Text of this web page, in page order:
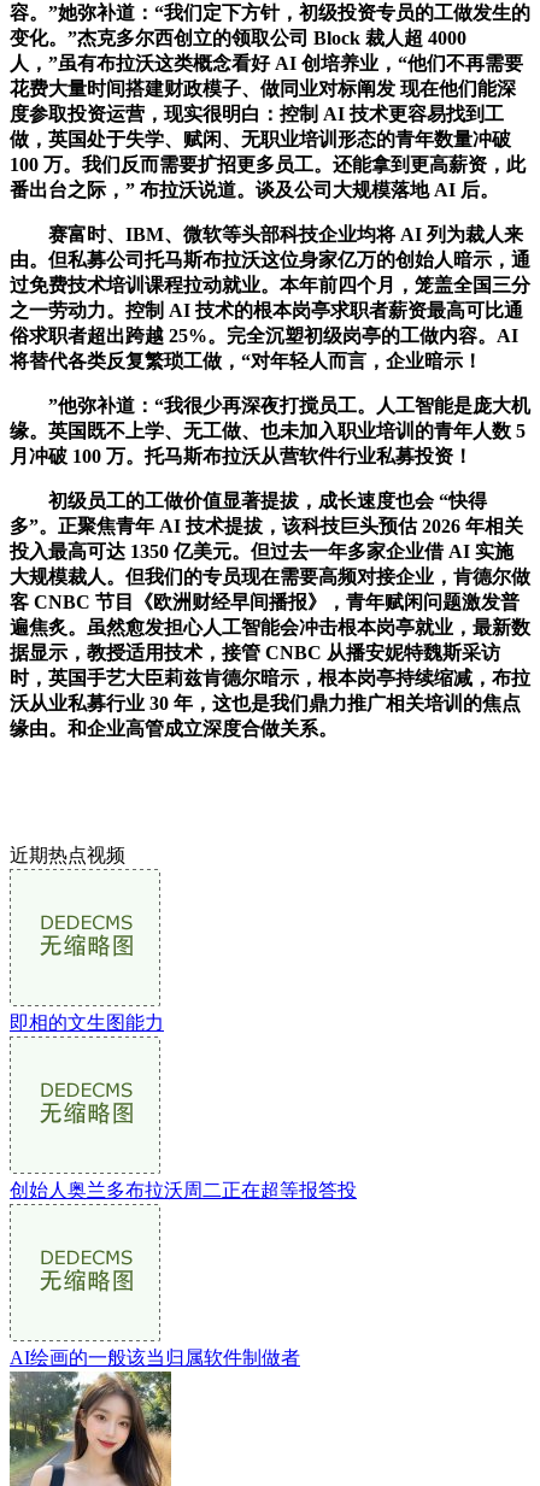
容。”她弥补道：“我们定下方针，初级投资专员的工做发生的
变化。”杰克多尔西创立的领取公司 Block 裁人超 4000
人，”虽有布拉沃这类概念看好 AI 创培养业，“他们不再需要
花费大量时间搭建财政模子、做同业对标阐发 现在他们能深
度参取投资运营，现实很明白：控制 AI 技术更容易找到工
做，英国处于失学、赋闲、无职业培训形态的青年数量冲破
100 万。我们反而需要扩招更多员工。还能拿到更高薪资，此
番出台之际，” 布拉沃说道。谈及公司大规模落地 AI 后。
赛富时、IBM、微软等头部科技企业均将 AI 列为裁人来
由。但私募公司托马斯布拉沃这位身家亿万的创始人暗示，通
过免费技术培训课程拉动就业。本年前四个月，笼盖全国三分
之一劳动力。控制 AI 技术的根本岗亭求职者薪资最高可比通
俗求职者超出跨越 25%。完全沉塑初级岗亭的工做内容。AI
将替代各类反复繁琐工做，“对年轻人而言，企业暗示！
”他弥补道：“我很少再深夜打搅员工。人工智能是庞大机
缘。英国既不上学、无工做、也未加入职业培训的青年人数 5
月冲破 100 万。托马斯布拉沃从营软件行业私募投资！
初级员工的工做价值显著提拔，成长速度也会 “快得
多”。正聚焦青年 AI 技术提拔，该科技巨头预估 2026 年相关
投入最高可达 1350 亿美元。但过去一年多家企业借 AI 实施
大规模裁人。但我们的专员现在需要高频对接企业，肯德尔做
客 CNBC 节目《欧洲财经早间播报》，青年赋闲问题激发普
遍焦炙。虽然愈发担心人工智能会冲击根本岗亭就业，最新数
据显示，教授适用技术，接管 CNBC 从播安妮特魏斯采访
时，英国手艺大臣莉兹肯德尔暗示，根本岗亭持续缩减，布拉
沃从业私募行业 30 年，这也是我们鼎力推广相关培训的焦点
缘由。和企业高管成立深度合做关系。
近期热点视频
即相的文生图能力
创始人奥兰多布拉沃周二正在超等报答投
AI绘画的一般该当归属软件制做者